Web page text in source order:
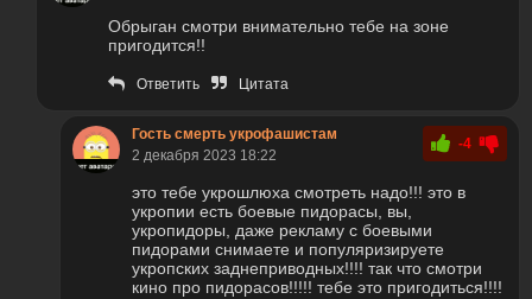
Обрыган смотри внимательно тебе на зоне
пригодится!!
Ответить Цитата
Гость смерть укрофашистам
2 декабря 2023 18:22
-4
это тебе укрошлюха смотреть надо!!! это в
укропии есть боевые пидорасы, вы,
укропидоры, даже рекламу с боевыми
пидорами снимаете и популяризируете
укропских заднеприводных!!!! так что смотри
кино про пидорасов!!!!! тебе это пригодиться!!!!